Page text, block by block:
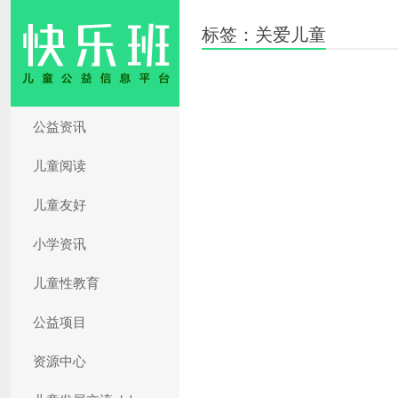
公益资讯
儿童阅读
儿童友好
小学资讯
儿童性教育
公益项目
资源中心
标签：关爱儿童